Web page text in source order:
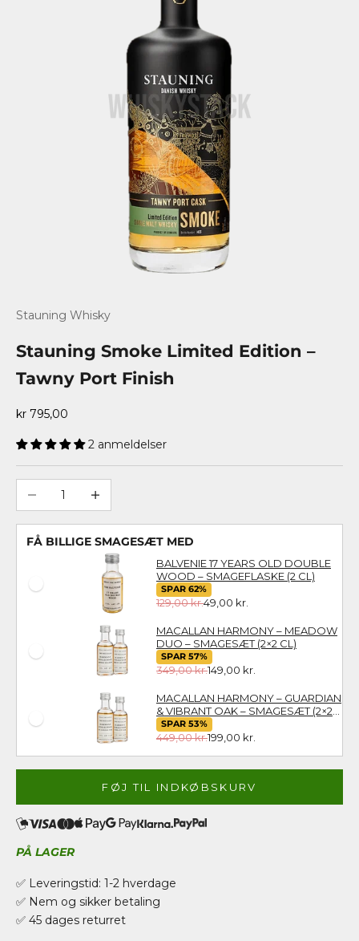
Stauning Whisky
Stauning Smoke Limited Edition –
Tawny Port Finish
Salgspris
kr 795,00
2 anmeldelser
Sænk antal Øg antal
FÅ BILLIGE SMAGESÆT MED
BALVENIE 17 YEARS OLD DOUBLE
WOOD – SMAGEFLASKE (2 CL)
SPAR 62%
129,00 kr.49,00 kr.
MACALLAN HARMONY – MEADOW
DUO – SMAGESÆT (2×2 CL)
SPAR 57%
349,00 kr.149,00 kr.
MACALLAN HARMONY – GUARDIAN
& VIBRANT OAK – SMAGESÆT (2×2
CL)
SPAR 53%
449,00 kr.199,00 kr.
FØJ TIL INDKØBSKURV
PÅ LAGER
✅ Leveringstid: 1-2 hverdage
✅ Nem og sikker betaling
✅ 45 dages returret